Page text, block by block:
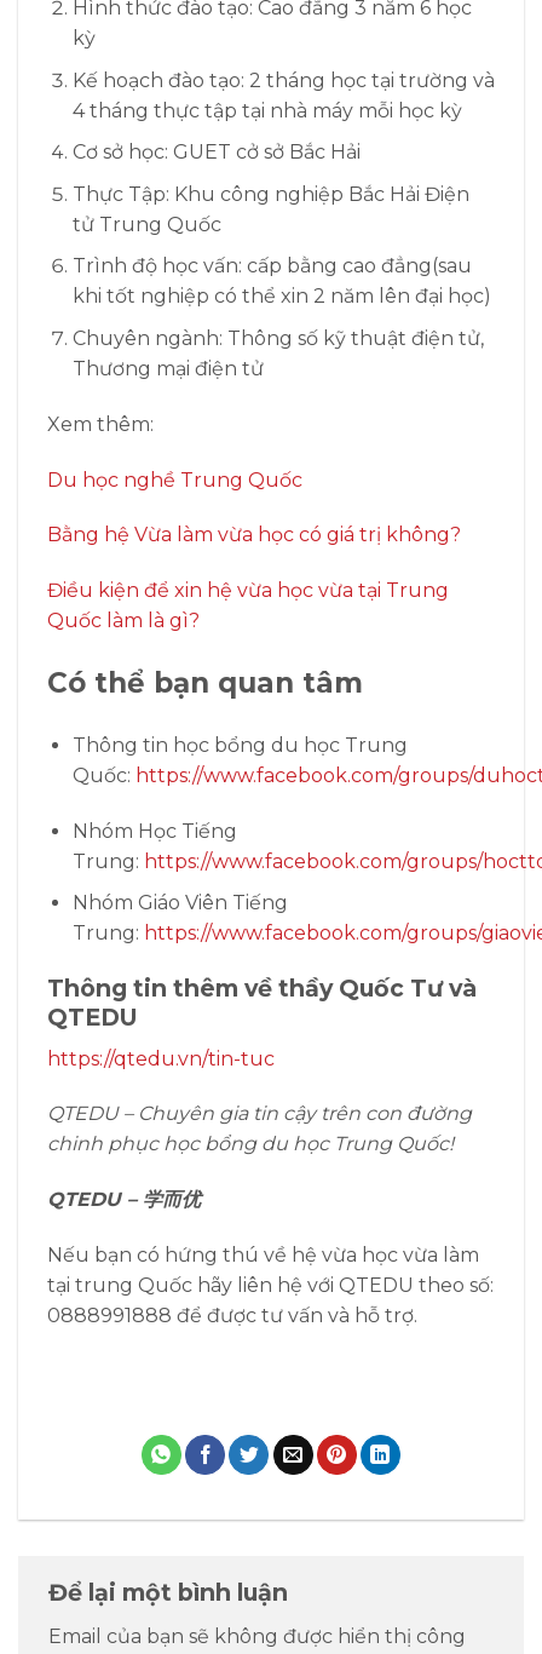
Hình thức đào tạo: Cao đẳng 3 năm 6 học
kỳ
Kế hoạch đào tạo: 2 tháng học tại trường và
4 tháng thực tập tại nhà máy mỗi học kỳ
Cơ sở học: GUET cở sở Bắc Hải
Thực Tập: Khu công nghiệp Bắc Hải Điện
tử Trung Quốc
Trình độ học vấn: cấp bằng cao đẳng(sau
khi tốt nghiệp có thể xin 2 năm lên đại học)
Chuyên ngành: Thông số kỹ thuật điện tử,
Thương mại điện tử
Xem thêm:
Du học nghề Trung Quốc
Bằng hệ Vừa làm vừa học có giá trị không?
Điều kiện để xin hệ vừa học vừa tại Trung
Quốc làm là gì?
Có thể bạn quan tâm
Thông tin học bổng du học Trung
Quốc: https://www.facebook.com/groups/
Nhóm Học Tiếng
Trung: https://www.facebook.com/groups/
Nhóm Giáo Viên Tiếng
Trung: https://www.facebook.com/groups/
Thông tin thêm về thầy Quốc Tư và
QTEDU
https://qtedu.vn/tin-tuc
QTEDU – Chuyên gia tin cậy trên con đường
chinh phục học bổng du học Trung Quốc!
QTEDU – 学而优
Nếu bạn có hứng thú về hệ vừa học vừa làm
tại trung Quốc hãy liên hệ với QTEDU theo số:
0888991888 để được tư vấn và hỗ trợ.
Để lại một bình luận
Email của bạn sẽ không được hiển thị công